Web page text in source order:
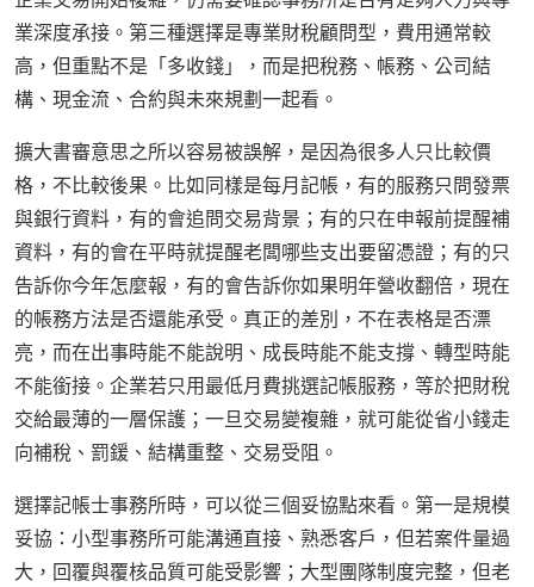
業深度承接。第三種選擇是專業財稅顧問型，費用通常較
高，但重點不是「多收錢」，而是把稅務、帳務、公司結
構、現金流、合約與未來規劃一起看。
擴大書審意思之所以容易被誤解，是因為很多人只比較價
格，不比較後果。比如同樣是每月記帳，有的服務只問發票
與銀行資料，有的會追問交易背景；有的只在申報前提醒補
資料，有的會在平時就提醒老闆哪些支出要留憑證；有的只
告訴你今年怎麼報，有的會告訴你如果明年營收翻倍，現在
的帳務方法是否還能承受。真正的差別，不在表格是否漂
亮，而在出事時能不能說明、成長時能不能支撐、轉型時能
不能銜接。企業若只用最低月費挑選記帳服務，等於把財稅
交給最薄的一層保護；一旦交易變複雜，就可能從省小錢走
向補稅、罰鍰、結構重整、交易受阻。
選擇記帳士事務所時，可以從三個妥協點來看。第一是規模
妥協：小型事務所可能溝通直接、熟悉客戶，但若案件量過
大，回覆與覆核品質可能受影響；大型團隊制度完整，但老